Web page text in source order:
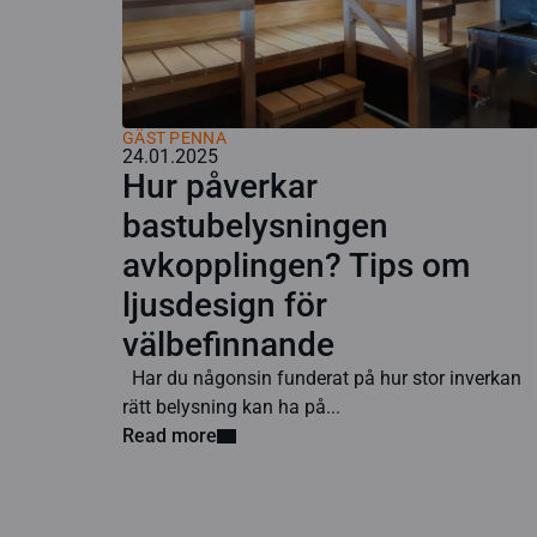
GÄST PENNA
24.01.2025
Hur påverkar
bastubelysningen
avkopplingen? Tips om
ljusdesign för
välbefinnande
Har du någonsin funderat på hur stor inverkan
rätt belysning kan ha på...
Read more